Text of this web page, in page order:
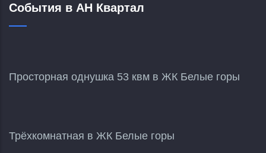
События в АН Квартал
Просторная однушка 53 квм в ЖК Белые горы
Трёхкомнатная в ЖК Белые горы